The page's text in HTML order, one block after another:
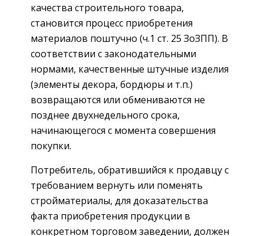
качества строительного товара,
становится процесс приобретения
материалов поштучно (ч.1 ст. 25 ЗоЗПП). В
соответствии с законодательными
нормами, качественные штучные изделия
(элементы декора, бордюры и т.п.)
возвращаются или обмениваются не
позднее двухнедельного срока,
начинающегося с момента совершения
покупки.
Потребитель, обратившийся к продавцу с
требованием вернуть или поменять
стройматериалы, для доказательства
факта приобретения продукции в
конкретном торговом заведении, должен